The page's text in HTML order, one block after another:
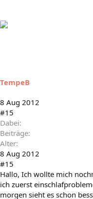
TempeB
8 Aug 2012
#15
Dabei
Beiträge
Alter
8 Aug 2012
#15
Hallo, Ich wollte mich
ich zuerst
morgen sieht es schon